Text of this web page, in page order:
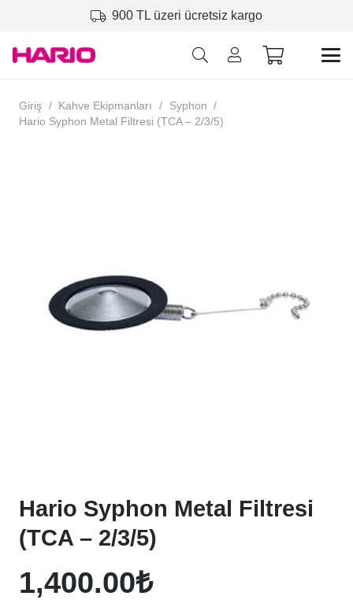
900 TL üzeri ücretsiz kargo
Giriş / Kahve Ekipmanları / Syphon /
Hario Syphon Metal Filtresi (TCA – 2/3/5)
Hario Syphon Metal Filtresi
(TCA – 2/3/5)
1,400.00₺